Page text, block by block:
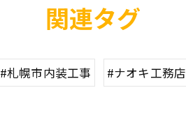
関連タグ
#札幌市内装工事 #ナオキ工務店